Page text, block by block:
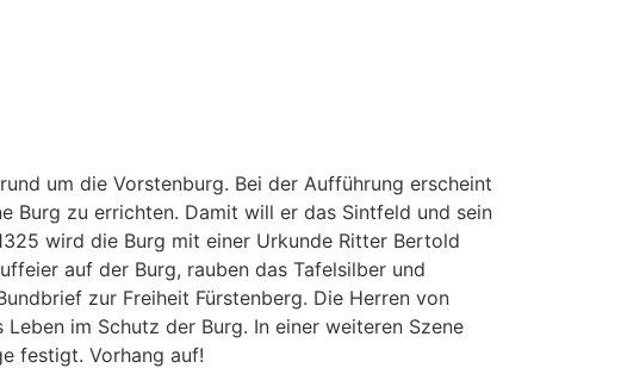
um die Vorstenburg. Bei der Aufführung erscheint
Burg zu errichten. Damit will er das Sintfeld und sein
wird die Burg mit einer Urkunde Ritter Bertold
auf der Burg, rauben das Tafelsilber und
zur Freiheit Fürstenberg. Die Herren von
im Schutz der Burg. In einer weiteren Szene
festigt. Vorhang auf!